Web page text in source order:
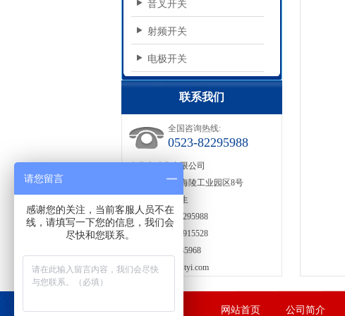
音叉开关
射频开关
电极开关
联系我们
全国咨询热线:
0523-82295988
泰仪自动化有限公司
地址：泰州市海陵工业园区8号
联系人：于先生
电话：0523-82295988
传真：0523-86915528
手机：18136285968
邮箱：sales@jstyi.com
网站首页 公司简介
请您留言
感谢您的关注，当前客服人员不在
线，请填写一下您的信息，我们会
尽快和您联系。